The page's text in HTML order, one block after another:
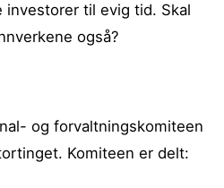
investorer til evig tid. Skal
også?
og forvaltningskomiteen
Komiteen er delt: